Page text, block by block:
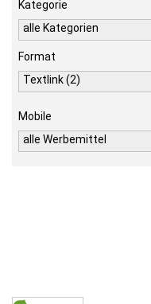
Kategorie
alle Kategorien
Format
Textlink (2)
Mobile
alle Werbemittel